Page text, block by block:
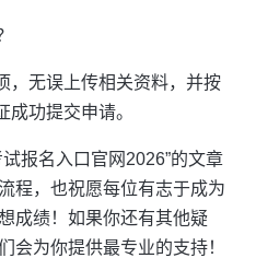
，无误上传相关资料，并按
成功提交申请。
报名入口官网2026”的文章
程，也祝愿每位有志于成为
成绩！如果你还有其他疑
会为你提供最专业的支持！